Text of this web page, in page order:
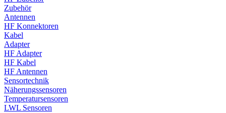
Zubehör
Antennen
HF Konnektoren
Kabel
Adapter
HF Adapter
HF Kabel
HF Antennen
Sensortechnik
Näherungssensoren
Temperatursensoren
LWL Sensoren